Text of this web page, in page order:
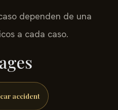
dependen de una
a cada caso.
car accident